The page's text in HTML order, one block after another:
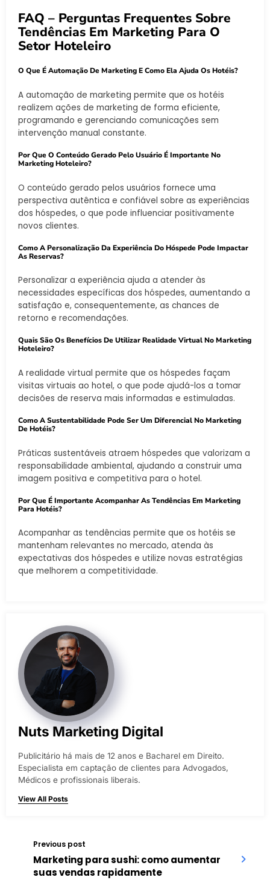
FAQ – Perguntas Frequentes Sobre
Tendências Em Marketing Para O
Setor Hoteleiro
O Que É Automação De Marketing E Como Ela Ajuda Os Hotéis?
A automação de marketing permite que os hotéis
realizem ações de marketing de forma eficiente,
programando e gerenciando comunicações sem
intervenção manual constante.
Por Que O Conteúdo Gerado Pelo Usuário É Importante No
Marketing Hoteleiro?
O conteúdo gerado pelos usuários fornece uma
perspectiva autêntica e confiável sobre as experiências
dos hóspedes, o que pode influenciar positivamente
novos clientes.
Como A Personalização Da Experiência Do Hóspede Pode Impactar
As Reservas?
Personalizar a experiência ajuda a atender às
necessidades específicas dos hóspedes, aumentando a
satisfação e, consequentemente, as chances de
retorno e recomendações.
Quais São Os Benefícios De Utilizar Realidade Virtual No Marketing
Hoteleiro?
A realidade virtual permite que os hóspedes façam
visitas virtuais ao hotel, o que pode ajudá-los a tomar
decisões de reserva mais informadas e estimuladas.
Como A Sustentabilidade Pode Ser Um Diferencial No Marketing
De Hotéis?
Práticas sustentáveis atraem hóspedes que valorizam a
responsabilidade ambiental, ajudando a construir uma
imagem positiva e competitiva para o hotel.
Por Que É Importante Acompanhar As Tendências Em Marketing
Para Hotéis?
Acompanhar as tendências permite que os hotéis se
mantenham relevantes no mercado, atenda às
expectativas dos hóspedes e utilize novas estratégias
que melhorem a competitividade.
Nuts Marketing Digital
Publicitário há mais de 12 anos e Bacharel em Direito.
Especialista em captação de clientes para Advogados,
Médicos e profissionais liberais.
View All Posts
Previous post
Marketing para sushi: como aumentar
suas vendas rapidamente